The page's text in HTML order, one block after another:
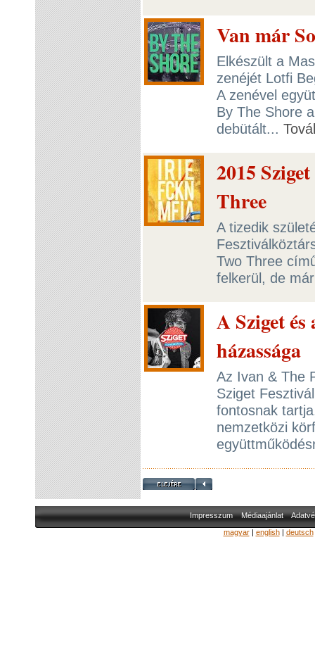
Van már
Elkészült a
zenéjét Lotfi
A zenével
By The Shore
debütált...
2015
Three
A tizedik
Two Three
felkerül, de
A Sziget
házassága
Az Ivan & The
Sziget
fontosnak
nemzetközi
Impresszum Médiaajánlat
magyar| english| deutsch